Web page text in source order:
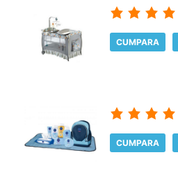
CUMPARA
CUMPARA